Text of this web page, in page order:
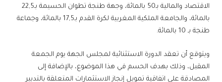
الاقتصاد والمالية بـ50 بالمائة، وجهة طنجة تطوان الحسيمة بـ22,5
بالمائة، والجامعة الملكية المغربية لكرة القدم بـ17,5 بالمائة، وجماعة
طنجة بـ 10 بالمائة.
ويتوقع أن تعقد الدورة الاستثنائية لمجلس الجهة يوم الجمعة
المقبل، وذلك بهدف الحسم في هذا الموضوع، بالإضافة إلى
المصادقة على اتفاقية تمويل إنجاز الاستثمارات المتعلقة بالتدبير